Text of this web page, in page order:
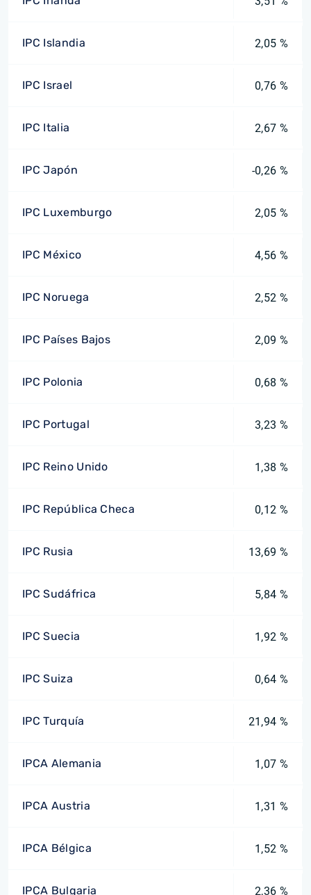
IPC Islandia 2,05 %
IPC Israel 0,76 %
IPC Italia 2,67 %
IPC Japón -0,26 %
IPC Luxemburgo 2,05 %
IPC México 4,56 %
IPC Noruega 2,52 %
IPC Países Bajos 2,09 %
IPC Polonia 0,68 %
IPC Portugal 3,23 %
IPC Reino Unido 1,38 %
IPC República Checa 0,12 %
IPC Rusia 13,69 %
IPC Sudáfrica 5,84 %
IPC Suecia 1,92 %
IPC Suiza 0,64 %
IPC Turquía 21,94 %
IPCA Alemania 1,07 %
IPCA Austria 1,31 %
IPCA Bélgica 1,52 %
IPCA Bulgaria 2,36 %